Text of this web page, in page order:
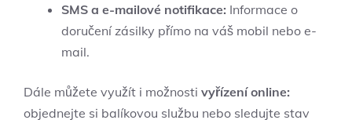
SMS a e-mailové notifikace: Informace o
doručení zásilky přímo na váš mobil nebo e-
mail.
Dále můžete využít i možnosti vyřízení online:
objednejte si balíkovou službu nebo sledujte stav